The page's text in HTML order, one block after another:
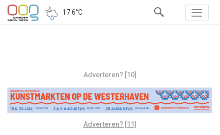
17.6°C
Adverteren? [10]
Adverteren? [11]